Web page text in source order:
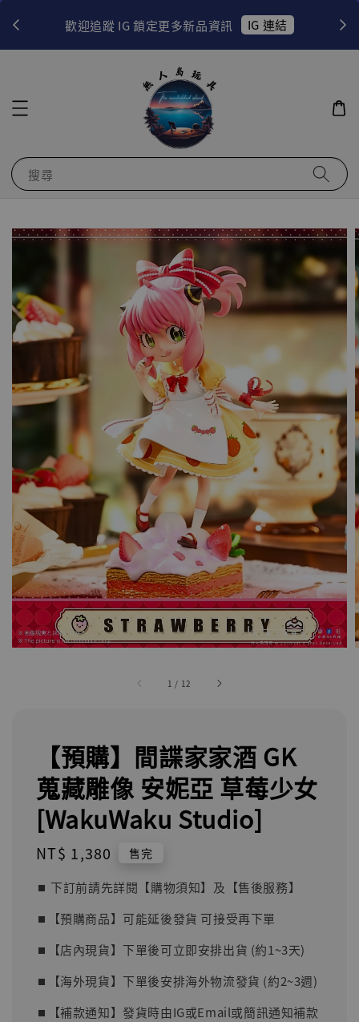
歡迎追蹤 IG 鎖定更多新品資訊 IG 連結
搜尋
1 / 12
【預購】間諜家家酒 GK
蒐藏雕像 安妮亞 草莓少女
[WakuWaku Studio]
Regular
NT$ 1,380 售完
⏹︎ 下訂前請先詳閱【購物須知】及【售後服務】
⏹︎【預購商品】可能延後發貨 可接受再下單
⏹︎【店內現貨】下單後可立即安排出貨 (約1~3天)
⏹︎【海外現貨】下單後安排海外物流發貨 (約2~3週)
⏹︎【補款通知】發貨時由IG或Email或簡訊通知補款